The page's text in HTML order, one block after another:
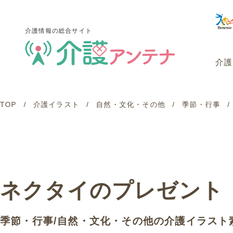
介護情報の総合サイト
介
介護情報の総合サイト
TOP 介護イラスト 自然・文化・その他 季節・行事
ネクタイのプレゼント
季節・行事/自然・文化・その他の介護イラスト